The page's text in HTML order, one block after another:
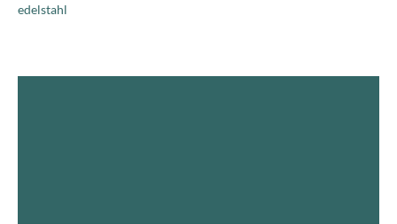
edelstahl